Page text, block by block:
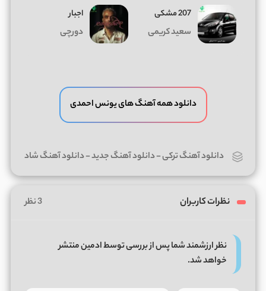
207 مشکی
سعید کریمی
اجبار
دورچی
دانلود همه آهنگ های یونس احمدی
دانلود آهنگ ترکی-دانلود آهنگ جدید-دانلود آهنگ شاد
نظرات کاربران 3 نظر
نظر ارزشمند شما پس از بررسی توسط ادمین منتشر
خواهد شد.